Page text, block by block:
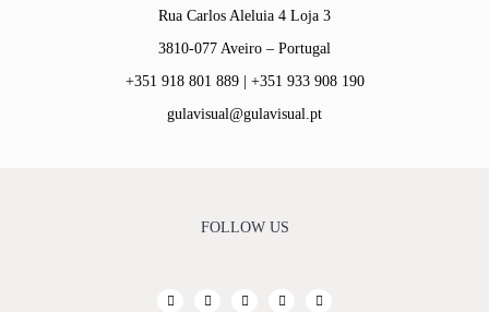
Rua Carlos Aleluia 4 Loja 3
3810-077 Aveiro – Portugal
+351 918 801 889 | +351 933 908 190
gulavisual@gulavisual.pt
FOLLOW US